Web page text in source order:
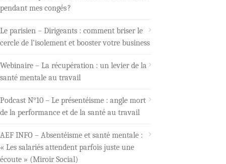
pendant mes congés ?
Le parisien – Dirigeants : comment briser le
cercle de l’isolement et booster votre business
Webinaire – La récupération : un levier de la
santé mentale au travail
Podcast N°10 – Le présentéisme : angle mort
de la performance et de la santé au travail
AEF INFO – Absentéisme et santé mentale :
« Les salariés attendent parfois juste une
écoute » (Miroir Social)